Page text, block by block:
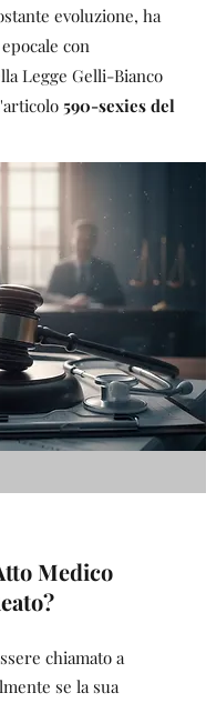
evoluzione, ha
con
Legge Gelli-Bianco
590-sexies del
Medico
chiamato a
se la sua